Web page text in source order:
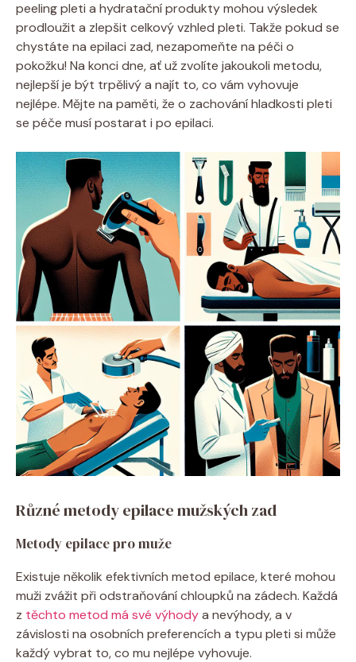
peeling pleti a hydratační produkty mohou výsledek
prodloužit a zlepšit celkový vzhled pleti. Takže pokud se
chystáte na epilaci zad, nezapomeňte na péči o
pokožku! Na konci dne, ať už zvolíte jakoukoli metodu,
nejlepší je být trpělivý a najít to, co vám vyhovuje
nejlépe. Mějte na paměti, že o zachování hladkosti pleti
se péče musí postarat i po epilaci.
Různé metody epilace mužských zad
Metody epilace pro muže
Existuje několik efektivních metod epilace, které mohou
muži zvážit při odstraňování chloupků na zádech. Každá
z těchto metod má své výhodya nevýhody, a v
závislosti na osobních preferencích a typu pleti si může
každý vybrat to, co mu nejlépe vyhovuje.